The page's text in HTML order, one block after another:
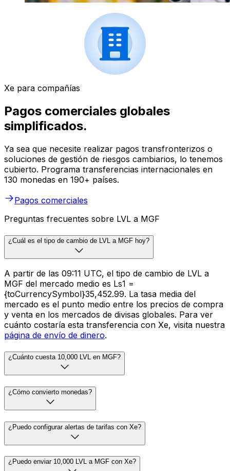
Xe para compañías
Pagos comerciales globales
simplificados.
Ya sea que necesite realizar pagos transfronterizos o
soluciones de gestión de riesgos cambiarios, lo tenemos
cubierto. Programa transferencias internacionales en
130 monedas en 190+ países.
Pagos comerciales
Preguntas frecuentes sobre LVL a MGF
¿Cuál es el tipo de cambio de LVL a MGF hoy?
A partir de las 09:11 UTC, el tipo de cambio de LVL a
MGF del mercado medio es Ls1 =
{toCurrencySymbol}35,452.99. La tasa media del
mercado es el punto medio entre los precios de compra
y venta en los mercados de divisas globales. Para ver
cuánto costaría esta transferencia con Xe, visita nuestra
página de envío de dinero.
¿Cuánto cuesta 10,000 LVL en MGF?
¿Cómo convierto monedas?
¿Puedo configurar alertas de tarifas con Xe?
¿Puedo enviar 10,000 LVL a MGF con Xe?